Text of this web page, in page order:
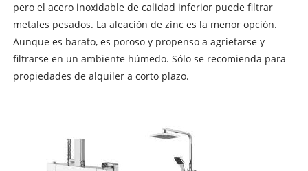
pero el acero inoxidable de calidad inferior puede filtrar
metales pesados. La aleación de zinc es la menor opción.
Aunque es barato, es poroso y propenso a agrietarse y
filtrarse en un ambiente húmedo. Sólo se recomienda para
propiedades de alquiler a corto plazo.